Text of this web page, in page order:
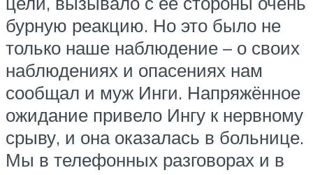
бурную реакцию. Но это было не
только наше наблюдение – о своих
наблюдениях и опасениях нам
сообщал и муж Инги. Напряжённое
ожидание привело Ингу к нервному
срыву, и она оказалась в больнице.
Мы в телефонных разговорах и в